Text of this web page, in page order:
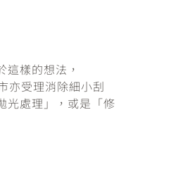
這樣的想法，
亦受理消除細小刮
光處理」，或是「修